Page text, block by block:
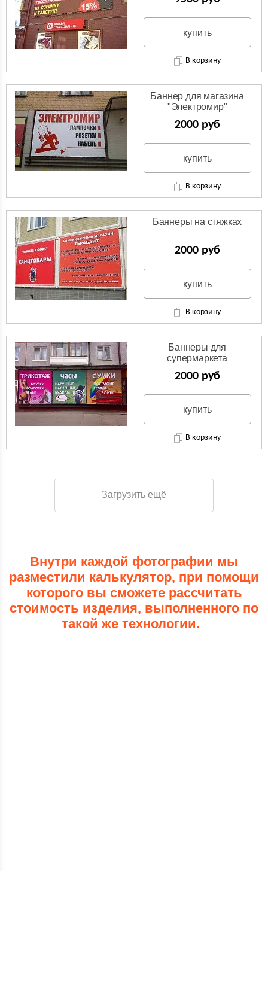
купить
В корзину
Баннер для магазина
"Электромир"
2000 руб
купить
В корзину
Баннеры на стяжках
2000 руб
купить
В корзину
Баннеры для
супермаркета
2000 руб
купить
В корзину
Загрузить ещё
Внутри каждой фотографии мы
разместили калькулятор, при помощи
которого вы сможете рассчитать
стоимость изделия, выполненного по
такой же технологии.